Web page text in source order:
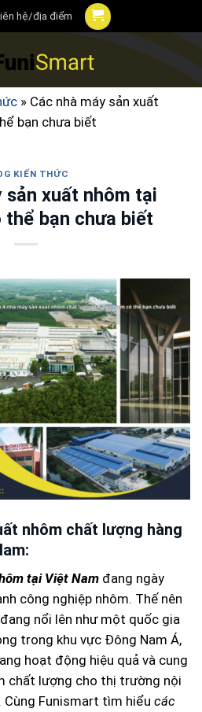
hệ/địa điểm
» Các nhà máy sản xuất
bạn chưa biết
KIẾN THỨC
sản xuất nhôm tại
thể bạn chưa biết
nhôm chất lượng hàng
tại Việt Nam đang ngày
công nghiệp nhôm. Thế nên
nổi lên như một quốc gia
trong khu vực Đông Nam Á,
hoạt động hiệu quả và cung
chất lượng cho thị trường nội
Cùng Funismart tìm hiểu các